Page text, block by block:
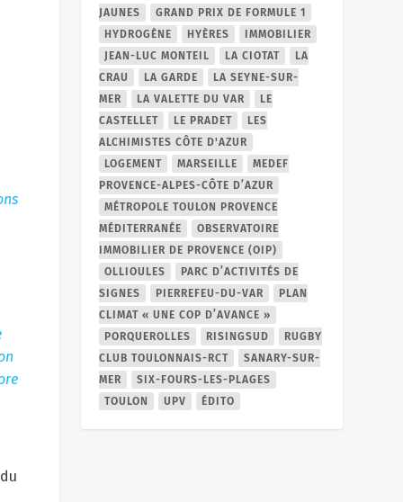
JAUNES
GRAND PRIX DE FORMULE 1
HYDROGÈNE
HYÈRES
IMMOBILIER
JEAN-LUC MONTEIL
LA CIOTAT
LA
CRAU
LA GARDE
LA SEYNE-SUR-
MER
LA VALETTE DU VAR
LE
CASTELLET
LE PRADET
LES
ALCHIMISTES CÔTE D'AZUR
LOGEMENT
MARSEILLE
MEDEF
PROVENCE-ALPES-CÔTE D’AZUR
MÉTROPOLE TOULON PROVENCE
MÉDITERRANÉE
OBSERVATOIRE
IMMOBILIER DE PROVENCE (OIP)
OLLIOULES
PARC D’ACTIVITÉS DE
SIGNES
PIERREFEU-DU-VAR
PLAN
CLIMAT « UNE COP D’AVANCE »
PORQUEROLLES
RISINGSUD
RUGBY
CLUB TOULONNAIS-RCT
SANARY-SUR-
MER
SIX-FOURS-LES-PLAGES
TOULON
UPV ÉDITO